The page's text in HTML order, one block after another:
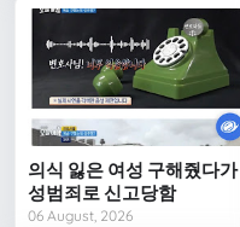
의식 잃은 여성 구해줬다가
성범죄로 신고당함
06 August, 2026